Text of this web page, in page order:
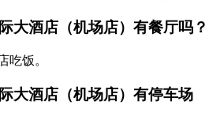
大酒店（机场店）有餐厅吗？
吃饭。
大酒店（机场店）有停车场